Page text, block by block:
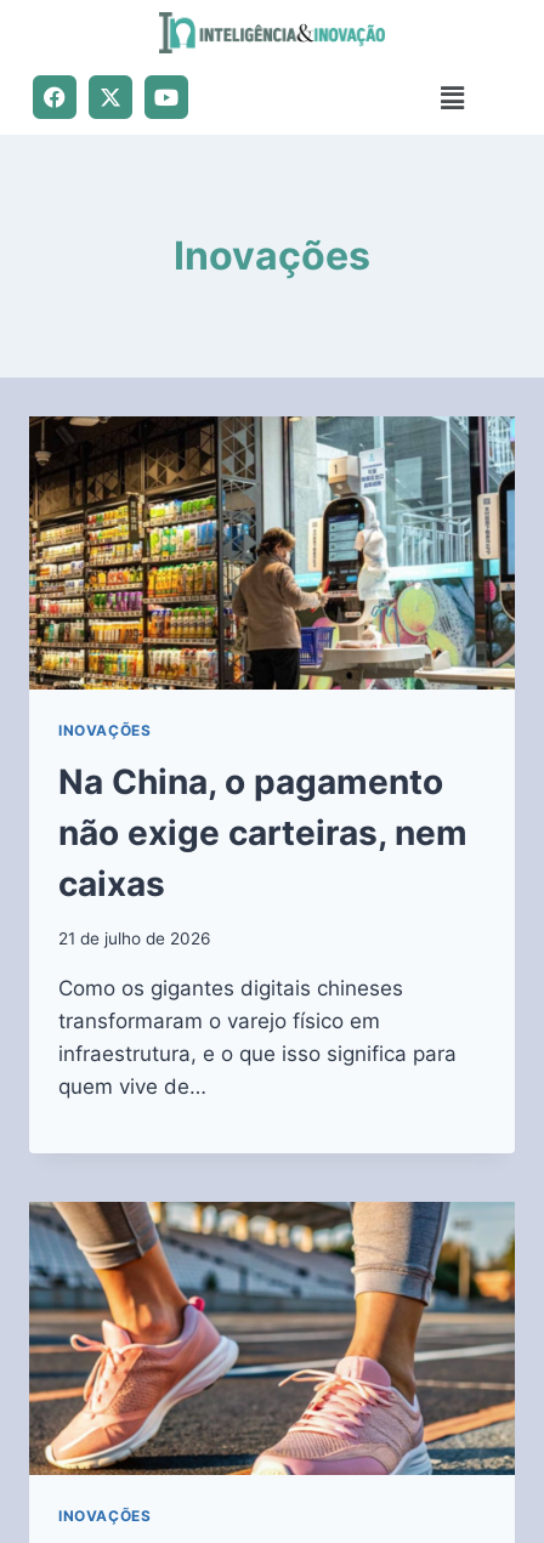
Inovações
INOVAÇÕES
Na China, o pagamento
não exige carteiras, nem
caixas
21 de julho de 2026
Como os gigantes digitais chineses
transformaram o varejo físico em
infraestrutura, e o que isso significa para
quem vive de…
INOVAÇÕES